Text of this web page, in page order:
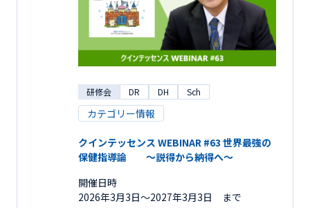
研修会 DR DH Sch
カテゴリー情報
クインテッセンス WEBINAR #63 世界最強の
保健指導論 ～説得から納得へ～
開催日時
2026年3月3日〜2027年3月3日 まで